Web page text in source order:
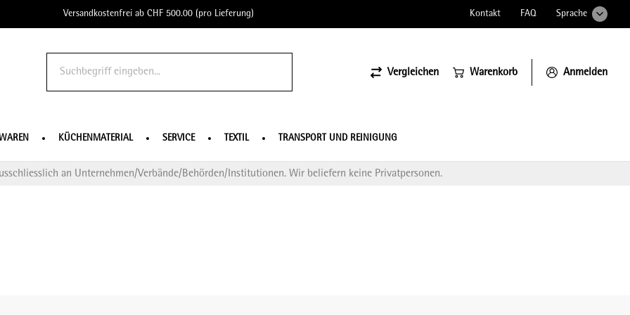
Versandkostenfrei ab CHF 500.00 (pro Lieferung) Kontakt FAQ Sprache
Vergleichen Warenkorb Anmelden
KÜCHENMATERIAL SERVICE TEXTIL TRANSPORT UND REINIGUNG
an Unternehmen/Verbände/Behörden/Institutionen. Wir beliefern keine Privatpersonen.